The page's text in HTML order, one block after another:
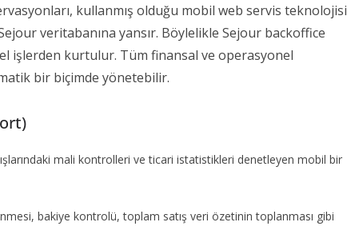
kullanmış olduğu mobil web servis teknolojisi
veritabanına yansır. Böylelikle Sejour backoffice
işlerden kurtulur. Tüm finansal ve operasyonel
bir biçimde yönetebilir.
mali kontrolleri ve ticari istatistikleri denetleyen mobil bir
bakiye kontrolü, toplam satış veri özetinin toplanması gibi